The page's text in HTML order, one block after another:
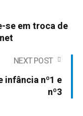
se em troca de
NEXT POST
infância nº1 e
nº3